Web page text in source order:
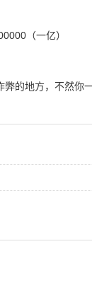
（一亿）
的地方，不然你